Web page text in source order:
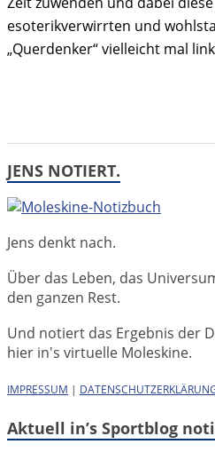
esoterikverwirrten und
„Querdenker“ vielleicht mal
JENS NOTIERT.
Jens denkt nach.
Über das Leben, das
den ganzen Rest.
Und notiert das Ergebnis der
hier in's virtuelle Moleskine.
IMPRESSUM |
Aktuell in’s Sportblog